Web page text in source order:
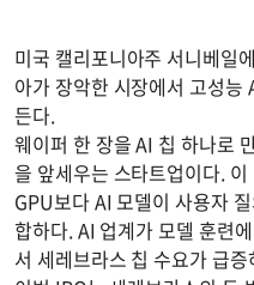
미국 캘리포니아주 서니베일
아가 장악한 시장에서 고성능
든다.
웨이퍼 한 장을 AI 칩 하나로
을 앞세우는 스타트업이다.
GPU보다 AI 모델이 사용자
합하다. AI 업계가 모델 훈련
서 세레브라스 칩 수요가 급